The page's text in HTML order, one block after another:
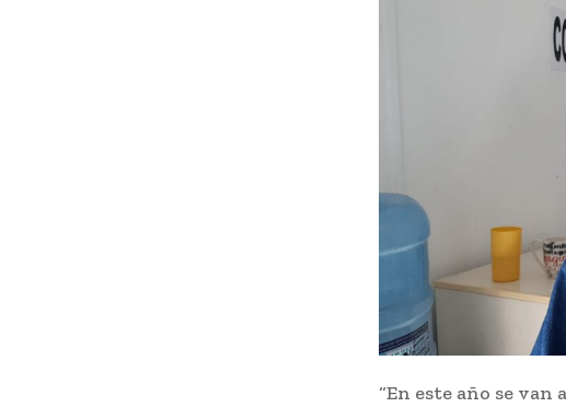
“En este año se